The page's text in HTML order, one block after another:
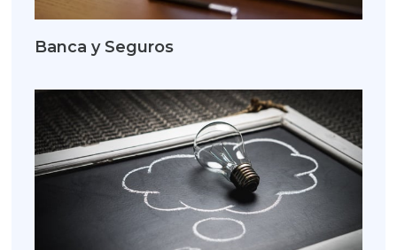
Banca y Seguros